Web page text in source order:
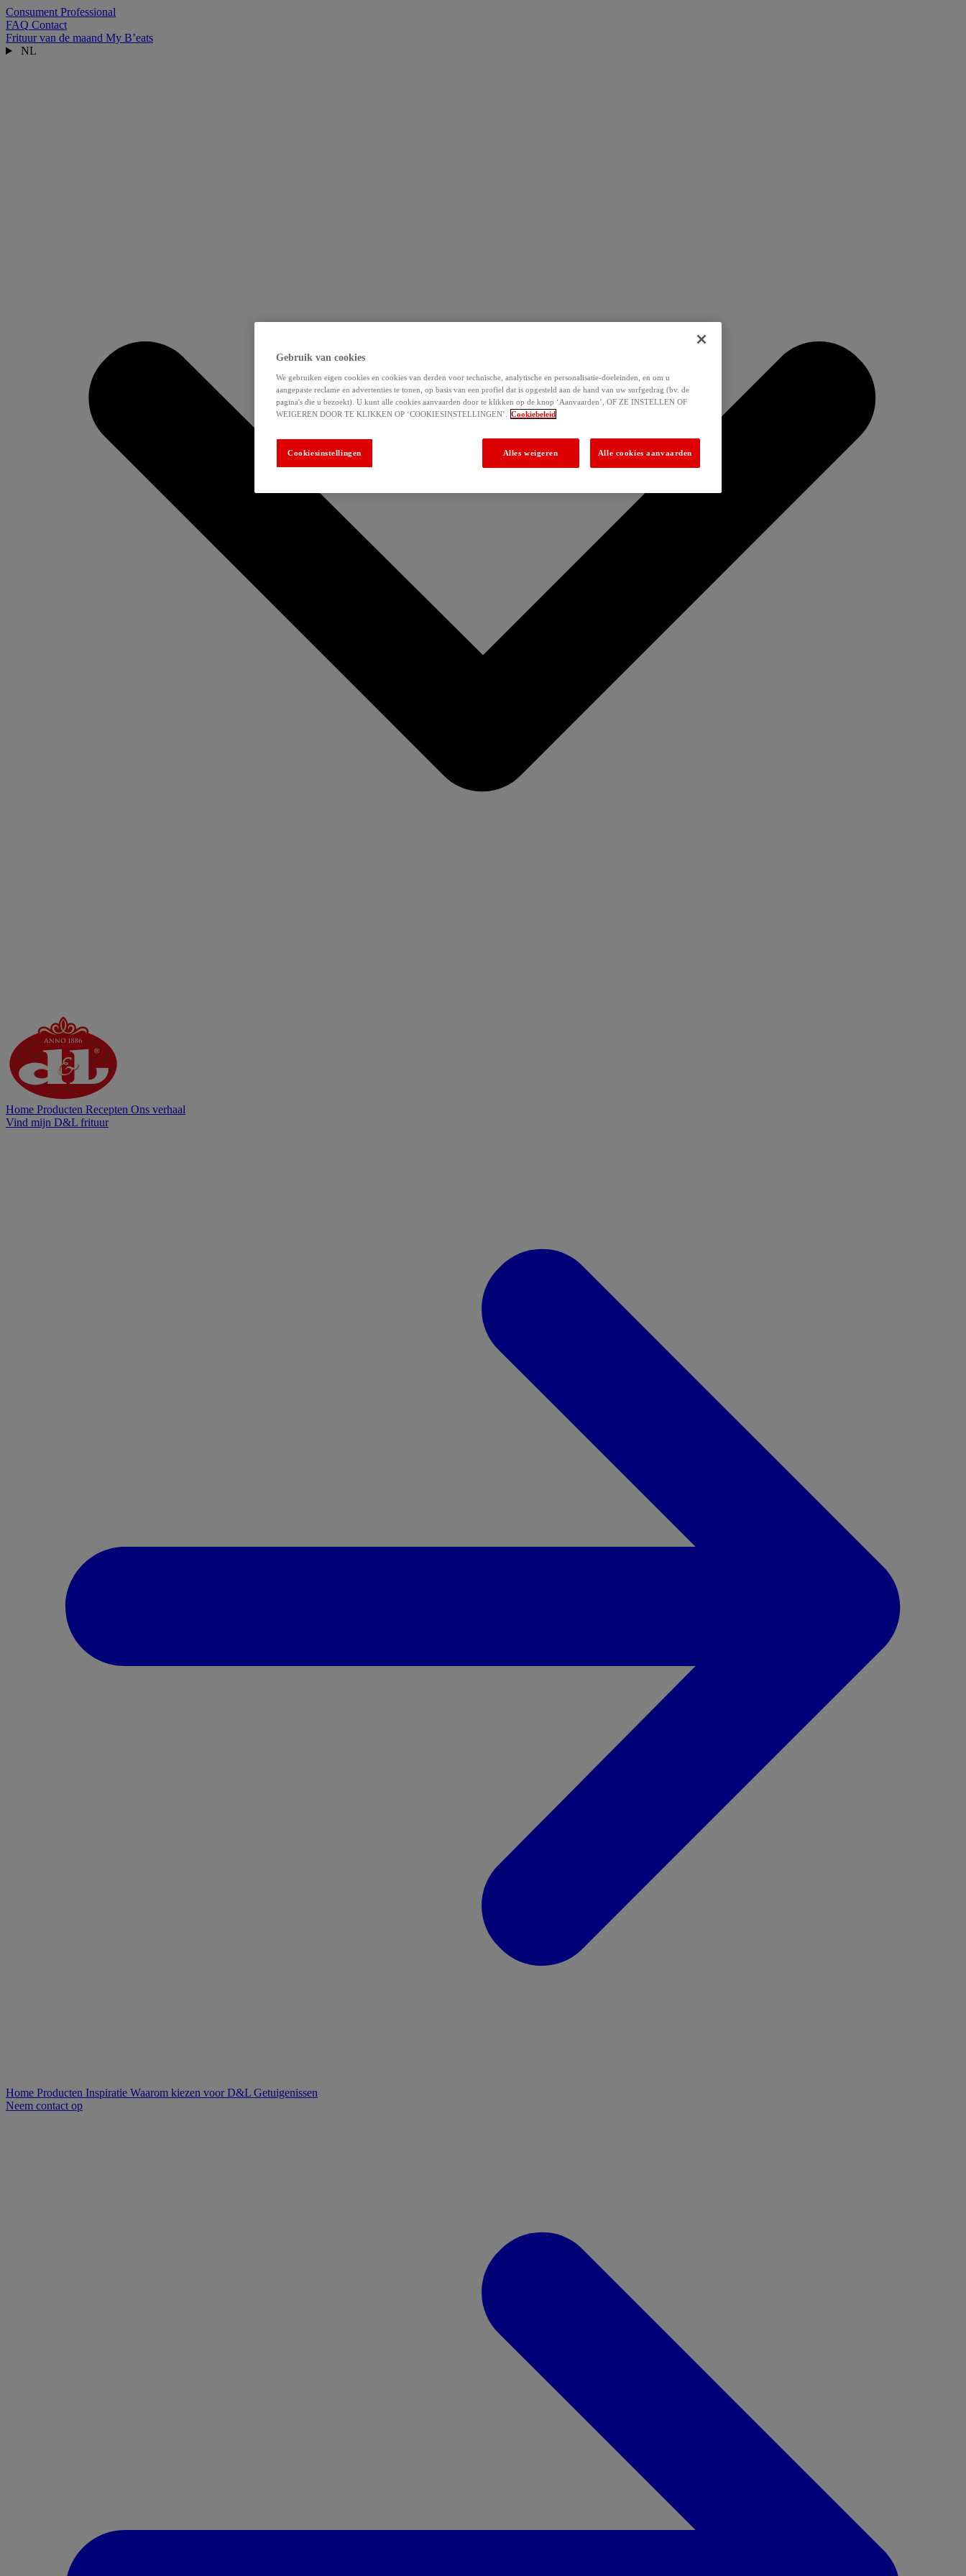
Consument Professional
FAQ Contact
Frituur van de maand My B’eats
NL
Home Producten Recepten Ons verhaal
Vind mijn D&L frituur
Home Producten Inspiratie Waarom kiezen voor D&L Getuigenissen
Neem contact op
Gebruik van cookies
We gebruiken eigen cookies en cookies van derden voor technische, analytische en personalisatie-doeleinden, en om u
aangepaste reclame en advertenties te tonen, op basis van een profiel dat is opgesteld aan de hand van uw surfgedrag (bv. de
pagina's die u bezoekt). U kunt alle cookies aanvaarden door te klikken op de knop ‘Aanvaarden’, OF ZE INSTELLEN OF
WEIGEREN DOOR TE KLIKKEN OP ‘COOKIESINSTELLINGEN’.
Cookiebeleid
Alles weigeren Alle cookies aanvaarden
Cookiesinstellingen